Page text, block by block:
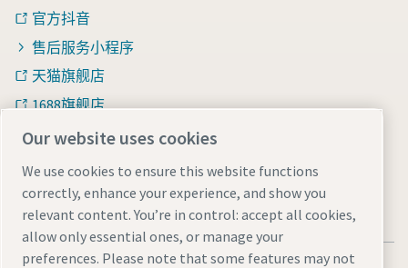
官方抖音
售后服务小程序
天猫旗舰店
1688旗舰店
知乎
Our website uses cookies
We use cookies to ensure this website functions
correctly, enhance your experience, and show you
relevant content. You’re in control: accept all cookies,
allow only essential ones, or manage your
preferences. Please note that some features may not